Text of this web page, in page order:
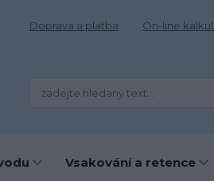
Doprava a platba On-line
Vsakování a retence